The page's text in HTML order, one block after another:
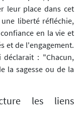
leur place dans cet
liberté réfléchie,
en la vie et
et de l'engagement.
: "Chacun,
la sagesse ou de la
les liens